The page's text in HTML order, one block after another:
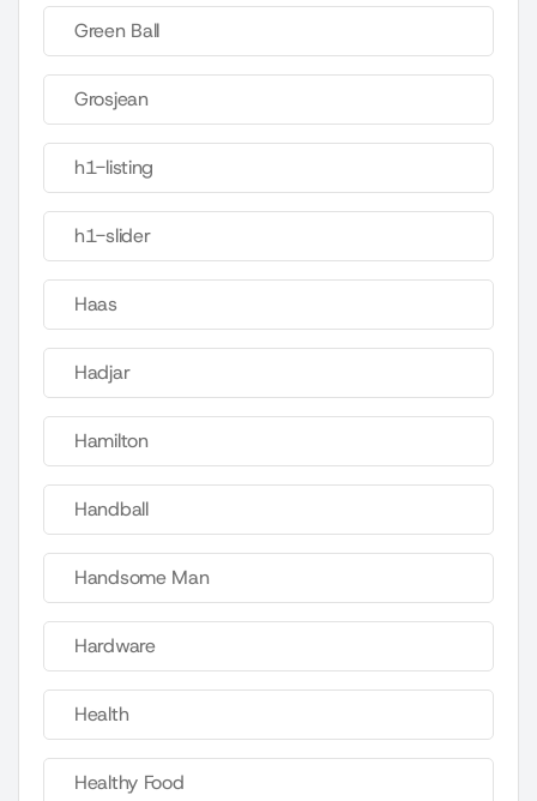
Green Ball
Grosjean
h1-listing
h1-slider
Haas
Hadjar
Hamilton
Handball
Handsome Man
Hardware
Health
Healthy Food